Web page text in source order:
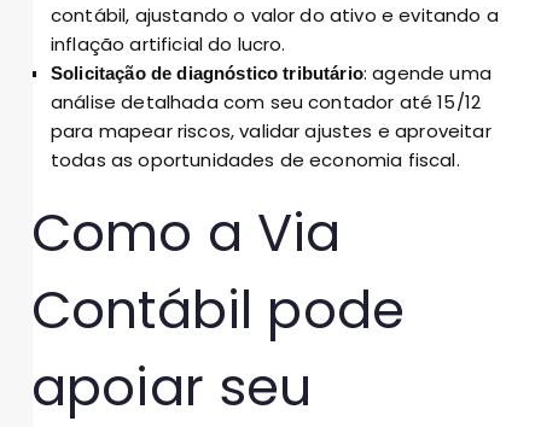
contábil, ajustando o valor do ativo e evitando a
inflação artificial do lucro.
Solicitação de diagnóstico tributário: agende uma
análise detalhada com seu contador até 15/12
para mapear riscos, validar ajustes e aproveitar
todas as oportunidades de economia fiscal.
Como a Via
Contábil pode
apoiar seu